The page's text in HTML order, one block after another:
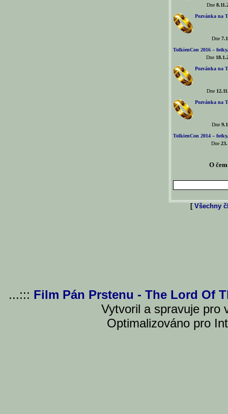
Dne
Pozvánka na
Dne
TolkienCon 2016 –
Dne
Pozvánka na
Dne
Pozvánka na
Dne
TolkienCon 2014 –
Dne
O
[ Všechny
...::: Film Pán Prstenu - The Lord Of
Vytvoril a spravuje pro
Optimalizováno pro